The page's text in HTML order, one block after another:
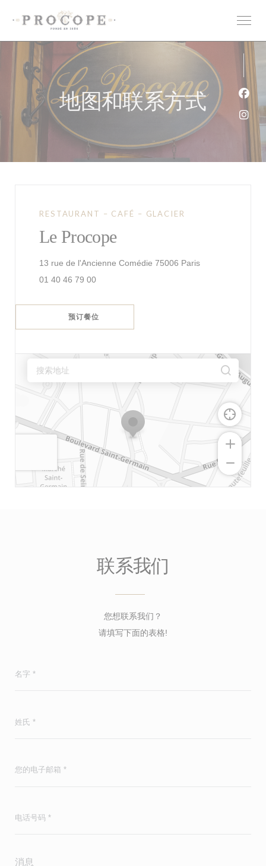
地图和联系方式
RESTAURANT – CAFÉ – GLACIER
Le Procope
13 rue de l'Ancienne Comédie 75006 Paris((在新窗口中打开
01 40 46 79 00
预订餐位
联系我们
您想联系我们？
请填写下面的表格!